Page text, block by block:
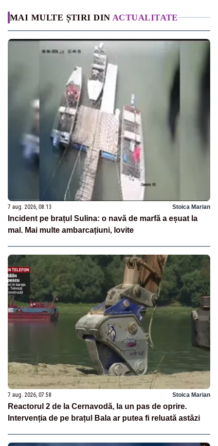
MAI MULTE ȘTIRI DIN ACTUALITATE
7 aug. 2026, 08:13 Stoica Marian
Incident pe brațul Sulina: o navă de marfă a eșuat la
mal. Mai multe ambarcațiuni, lovite
7 aug. 2026, 07:58 Stoica Marian
Reactorul 2 de la Cernavodă, la un pas de oprire.
Intervenția de pe brațul Bala ar putea fi reluată astăzi